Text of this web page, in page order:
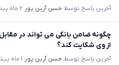
آخرین پاسخ توسط حسن آرین پور ۲ ماه پیش
چگونه ضامن بانکی می تواند در
از وی شکایت کند؟
آخرین پاسخ توسط حسن آرین پور ۱ ماه پیش